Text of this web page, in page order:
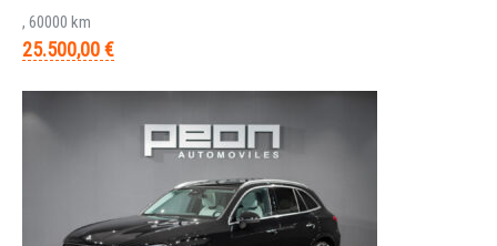
, 60000 km
25.500,00 €